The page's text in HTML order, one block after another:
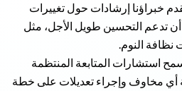
خبراؤنا إرشادات حول تغييرات
أن تدعم التحسين طويل الأجل، مثل
النوم.
استشارات المتابعة المنتظمة
أي مخاوف وإجراء تعديلات على خطة